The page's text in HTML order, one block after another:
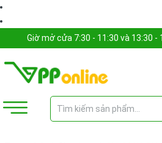
Giờ mở cửa 7:30 - 11:30 và 13:30